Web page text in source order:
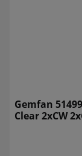
Gemfan
Clear 2xCW